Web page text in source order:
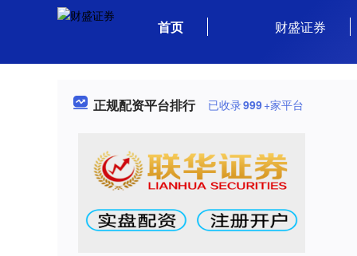
首页 财盛证券
正规配资平台排行 已收录999+家平台